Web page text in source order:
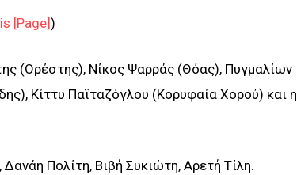
[Page])
(Ορέστης), Νίκος Ψαρράς (Θόας), Πυγμαλίων
Κίττυ Παϊταζόγλου (Κορυφαία Χορού) και η
Πολίτη, Βιβή Συκιώτη, Αρετή Τίλη.